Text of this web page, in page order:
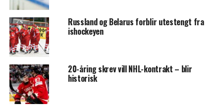
Russland og Belarus forblir utestengt fra
ishockeyen
20-åring skrev vill NHL-kontrakt – blir
historisk